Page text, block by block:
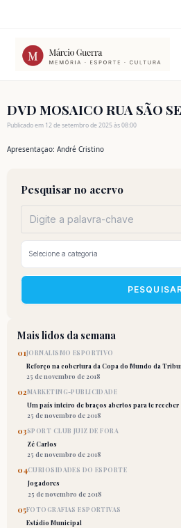
conteúdo
DVD MOSAICO RUA SÃO
Publicado em 12 de setembro de 2025 às 08:00
Apresentaçao: André Cristino
Pesquisar no acervo
Mais lidos da semana
01JORNALISMO ESPORTIVO
Reforço na cobertura da Copa do Mundo da
25 de novembro de 2018
02MARKETING-PUBLICIDADE
Um país inteiro de braços abertos para te receber
25 de novembro de 2018
03SPORT CLUB JUIZ DE FORA
Zé Carlos
25 de novembro de 2018
04CURIOSIDADES DO ESPORTE
Jogadores
25 de novembro de 2018
05FOTOGRAFIAS ESPORTIVAS
Estádio Municipal